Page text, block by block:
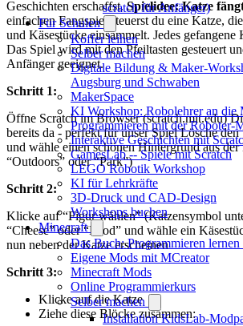
scratch für Anfänger)
Für Schulen
Koffer leihen
Selber machen
Digitale Bildung & Maker-
Augsburg und Schwaben
MakerSpace
KI Workshop: Robolehrer an die
Programmieren mit der Roboter-
Interaktive Geschichten mit
GamesLab -- Spiele mit Scratch
LEGO Robotik Workshop
KI für Lehrkräfte
3D-Druck und CAD-Design
Workshops buchen
Minecraft
Das Buch: Programmieren
Eigene Mods mit MCreator
Minecraft Mods
Online Programmierkurs
Selber machen
Installation KidsLab-
Geschichten erschaffst.Spielidee: Katze
einfachen Fangspiel steuerst du eine Katze,
und Käsestücke einsammelt. Jedes gefangene
Das Spiel wird mit den Pfeiltasten gesteuert
Anfänger geeignet.
Schritt 1:
Öffne Scratch im Browser (scratch.mit.edu)
bereits da - perfekt für unser Spiel Lösche
und wähle einen schönen Hintergrund aus
“Outdoors” oder “Park”)
Schritt 2:
Klicke auf “Figur wählen” (Katzensymbol
“Cheese” oder “Food” und wähle ein
nun neben der Katze erscheinen
Schritt 3:
Klicke auf die Katze
Ziehe diese Blöcke zusammen: